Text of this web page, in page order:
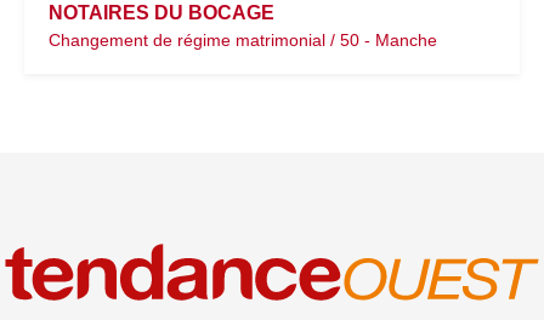
NOTAIRES DU BOCAGE
Changement de régime matrimonial / 50 - Manche